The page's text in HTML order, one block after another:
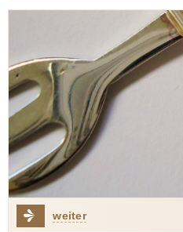
weiter